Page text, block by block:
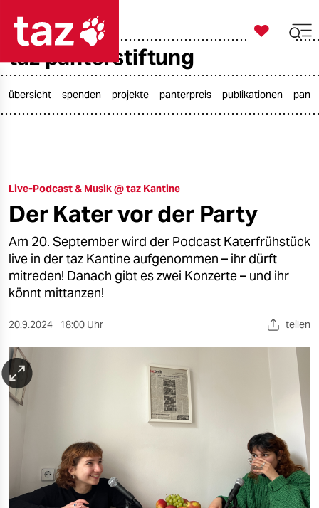
taz zahl ich
öko
gesellschaft
kultur
sport
berlin
nord
wahrheit
veranstaltungen
shop

taz zahl ich
taz panterstiftung
übersicht spenden projekte panterpreis publikationen
Live-Podcast & Musik @ taz Kantine
Der Kater vor der Party
Am 20. September wird der Podcast Katerfrühstück
live in der taz Kantine aufgenommen – ihr dürft
mitreden! Danach gibt es zwei Konzerte – und ihr
könnt mittanzen!
20.9.2024 18:00 Uhr teilen